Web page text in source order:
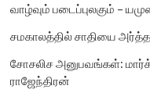
வாழ்வும் படைப்புலகும் –
சமகாலத்தில் சாதியை
சோசலிச அனுபவங்கள்:
ராஜேந்திரன்